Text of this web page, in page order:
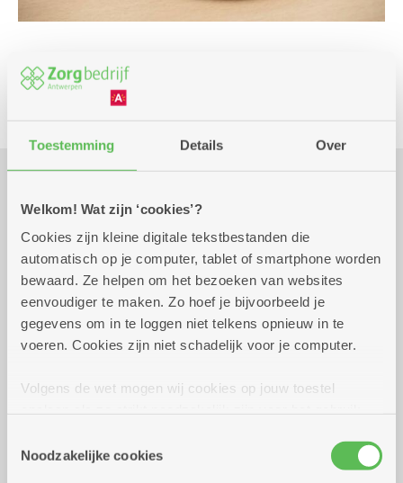
Toestemming Details Over
Welkom! Wat zijn ‘cookies’?
Cookies zijn kleine digitale tekstbestanden die
automatisch op je computer, tablet of smartphone worden
bewaard. Ze helpen om het bezoeken van websites
eenvoudiger te maken. Zo hoef je bijvoorbeeld je
gegevens om in te loggen niet telkens opnieuw in te
voeren. Cookies zijn niet schadelijk voor je computer.
Volgens de wet mogen wij cookies op jouw toestel
cookies hebben we jouw toestemming nodig. Sommige
cookies worden geplaatst door derde partijen die een
Noodzakelijke cookies
Culinair
Praktisch
vrijdag 28 augustus 202615.00 uur tot 16.00 uur
Voor een fritsnack en een portie frieten
voorverkoop = 6 euro / de dag zelf = 7 euro
Reserveer vervoer
Dienstencentrum De Boskes
2020 Antwerpen